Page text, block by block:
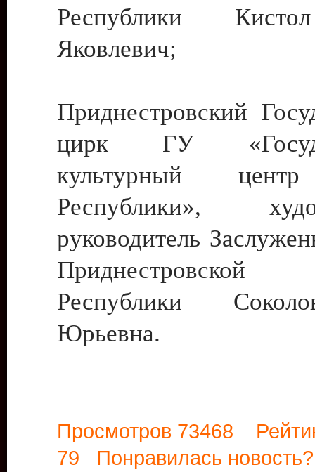
Республики
Яковлевич;
Приднестровский
цирк ГУ
культурный
Республики»,
руководитель
Приднестровской
Республики
Юрьевна.
Просмотров 73468
79 Понравилась